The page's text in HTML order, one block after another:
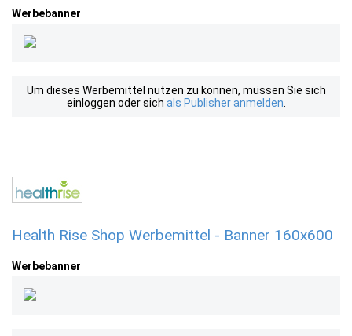
Werbebanner
Um dieses Werbemittel nutzen zu können, müssen Sie sich
einloggen oder sich als Publisher anmelden
Health Rise Shop Werbemittel - Banner 160x600
Werbebanner